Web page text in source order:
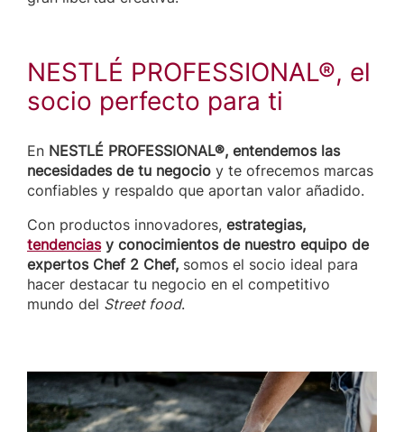
NESTLÉ PROFESSIONAL®, el
socio perfecto para ti
En NESTLÉ PROFESSIONAL®, entendemos las
necesidades de tu negocio y te ofrecemos marcas
confiables y respaldo que aportan valor añadido.
Con productos innovadores, estrategias,
tendenciasy conocimientos de nuestro equipo de
expertos Chef 2 Chef, somos el socio ideal para
hacer destacar tu negocio en el competitivo
mundo del Street food.